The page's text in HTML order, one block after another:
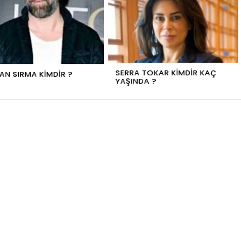
SIRMA KIMDIR ? SERRA TOKAR KIMDIR KAÇ
YAŞINDA ?